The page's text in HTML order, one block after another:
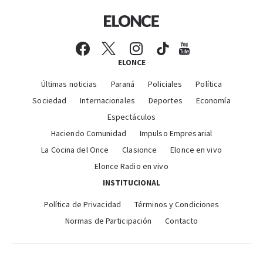
ELONCE
Últimas noticias Paraná Policiales
Política
Sociedad
Internacionales Deportes
Economía
Espectáculos
Haciendo Comunidad
Impulso Empresarial
La Cocina del Once
Clasionce
Elonce en vivo
Elonce Radio en vivo
INSTITUCIONAL
Política de Privacidad
Términos y Condiciones
Normas de Participación
Contacto